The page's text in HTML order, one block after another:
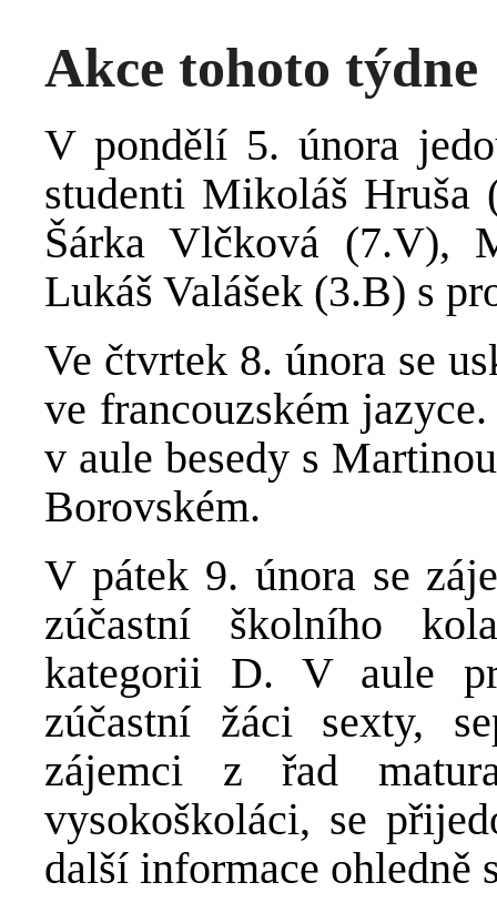
Akce tohoto týdne
V pondělí 5. února
studenti Mikoláš
Šárka Vlčková (7.V),
Lukáš Valášek (3.B) s
Ve čtvrtek 8. února se
ve francouzském
v aule besedy s
Borovském.
V pátek 9. února se
zúčastní školního
kategorii D. V aule
zúčastní žáci sexty,
zájemci z řad
vysokoškoláci, se
další informace ohledně